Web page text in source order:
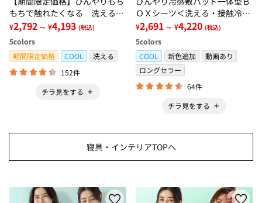
もちで触れたくなる 洗えるラ
グ＜低反発・滑りにくい・接触
冷感・防ダニ・カーペット＞
¥2,792 ～ ¥4,193 (税込)
5colors
期間限定価格
COOL
洗える
152件
チラ見をする
ＯＸシーツ＜洗える・接触冷
感・抗菌防臭・時短・家事楽・
ボックスシーツ・寝苦しさ対策
＞
¥2,691 ～ ¥4,220 (税込)
5colors
COOL
新色追加
動画あり
ロングセラー
64件
チラ見をする
寝具・インテリアTOPへ